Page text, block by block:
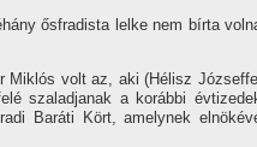
ősfradista lel­ke nem bí­rta
Miklós volt az, aki (Hélisz Józseffel
szaladjanak a korábbi
Baráti Kört, amelynek